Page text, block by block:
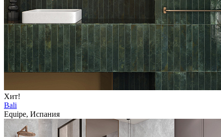
Хит!
Bali
Equipe, Испания